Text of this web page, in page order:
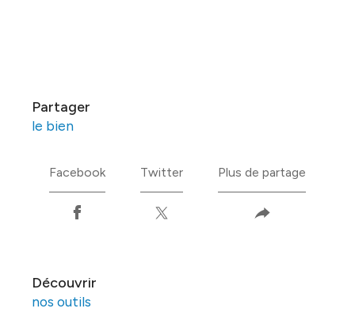
partager
le bien
Facebook Twitter Plus de partage
découvrir
nos outils